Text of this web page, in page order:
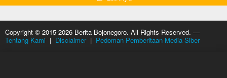
Copyright © 2015-2026 Berita Bojonegoro. All Rights Reserved. —
Tentang Kami | Disclaimer| Pedoman Pemberitaan Media Siber